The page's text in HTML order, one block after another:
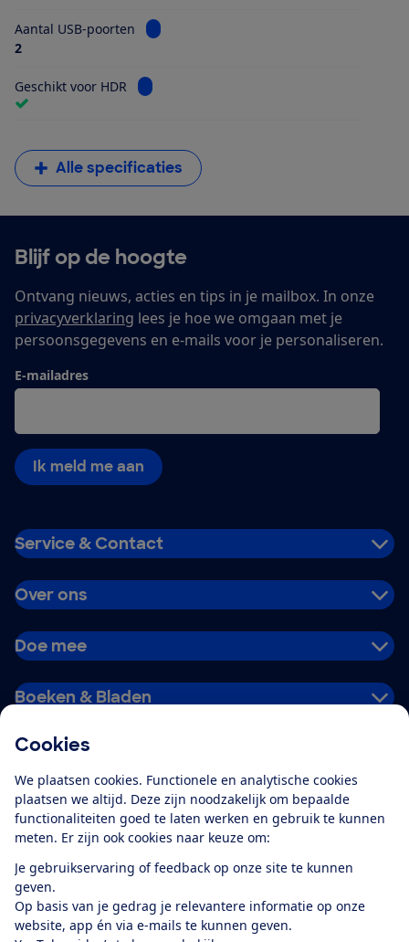
Cookies
We plaatsen cookies. Functionele en analytische cookies
plaatsen we altijd. Deze zijn noodzakelijk om bepaalde
functionaliteiten goed te laten werken en gebruik te kunnen
meten. Er zijn ook cookies naar keuze om:
Je gebruikservaring of feedback op onze site te kunnen
geven.
Op basis van je gedrag je relevantere informatie op onze
website, app én via e-mails te kunnen geven.
Aantal USB-poorten
Bekijk informatie voor Aantal USB-poorten
2
Geschikt voor HDR Bekijk informatie voor Geschikt voor HDR
Alle specificaties
Blijf op de hoogte
Ontvang nieuws, acties en tips in je mailbox. In onze
privacyverklaring lees je hoe we omgaan met je
persoonsgegevens en e-mails voor je personaliseren.
E-mailadres
Ik meld me aan
Service & Contact
Over ons
Doe mee
Boeken & Bladen
Alles over de
app
Algemene Voorwaarden
Privacyverklaring